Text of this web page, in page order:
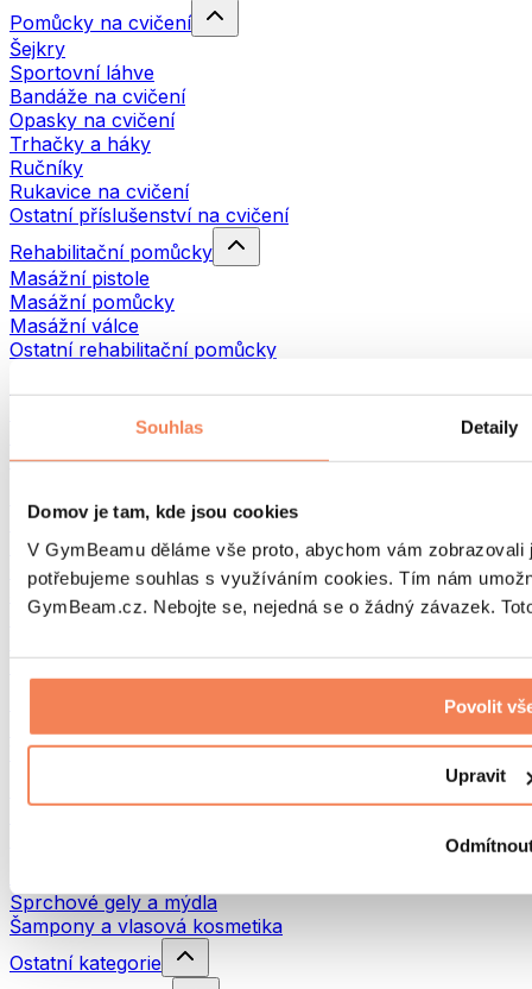
Souhlas Detaily
Domov je tam, kde jsou cookies
V GymBeamu děláme vše proto, abychom vám
potřebujeme souhlas s využíváním cookies. Tím nám
GymBeam.cz. Nebojte se, nejedná se o žádný závazek.
Povolit
Upravit
Pomůcky na cvičení
Šejkry
Sportovní láhve
Bandáže na cvičení
Opasky na cvičení
Trhačky a háky
Ručníky
Rukavice na cvičení
Ostatní příslušenství na cvičení
Rehabilitační pomůcky
Masážní pistole
Masážní pomůcky
Masážní válce
Ostatní rehabilitační pomůcky
Batohy
Běh
Bojové sporty
Cyklistika
Jóga a pilates
Otužování
Turistika
Red Light Therapy
Vodní filtry a konvice
Sprchové gely a mýdla
Šampony a vlasová kosmetika
Ostatní kategorie